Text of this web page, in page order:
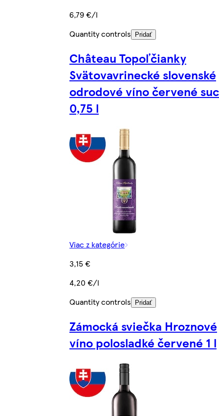
6,79 €/l
Quantity controls
Pridať
Château Topoľčianky
Svätovavrinecké slovenské
odrodové víno červené
0,75 l
Viac z kategórie
3,15 €
4,20 €/l
Quantity controls
Pridať
Zámocká sviečka Hroznové
víno polosladké červené 1 l